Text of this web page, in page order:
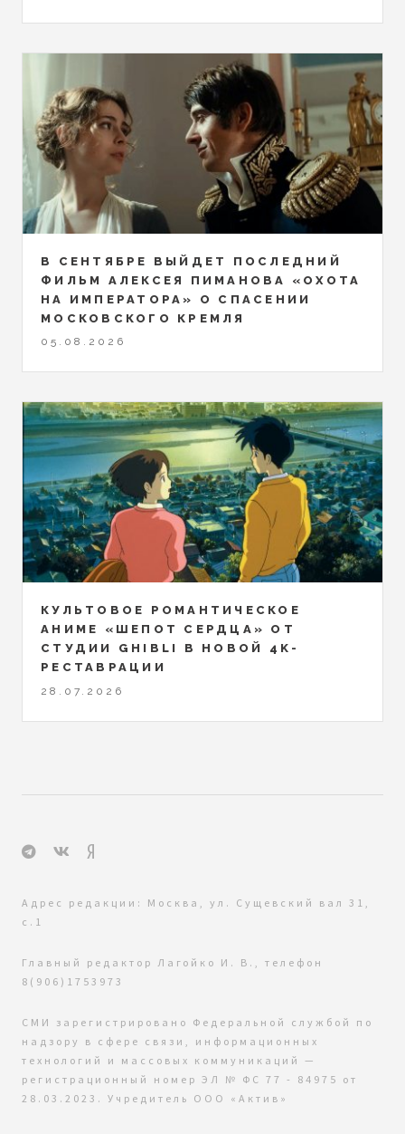
В СЕНТЯБРЕ ВЫЙДЕТ ПОСЛЕДНИЙ
ФИЛЬМ АЛЕКСЕЯ ПИМАНОВА «ОХОТА
НА ИМПЕРАТОРА» О СПАСЕНИИ
МОСКОВСКОГО КРЕМЛЯ
05.08.2026
КУЛЬТОВОЕ РОМАНТИЧЕСКОЕ
АНИМЕ «ШЕПОТ СЕРДЦА» ОТ
СТУДИИ GHIBLI В НОВОЙ 4K-
РЕСТАВРАЦИИ
28.07.2026
Адрес редакции: Москва, ул. Сущевский вал 31,
с.1
Главный редактор Лагойко И. В., телефон
8(906)1753973
СМИ зарегистрировано Федеральной службой по
надзору в сфере связи, информационных
технологий и массовых коммуникаций —
регистрационный номер ЭЛ № ФС 77 - 84975 от
28.03.2023. Учредитель ООО «Актив»